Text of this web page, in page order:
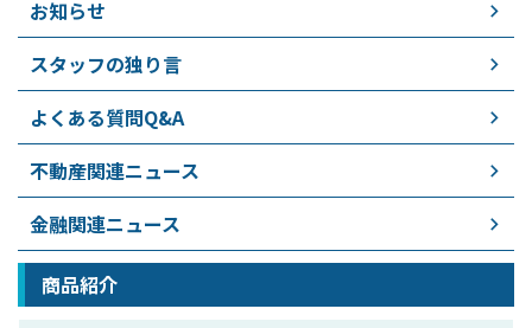
お知らせ
スタッフの独り言
よくある質問Q&A
不動産関連ニュース
金融関連ニュース
商品紹介